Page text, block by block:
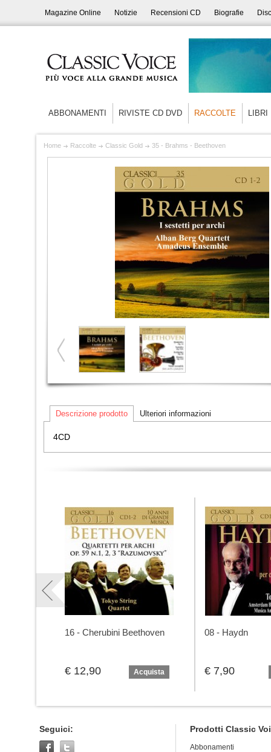
Magazine Online Notizie Recensioni CD Biografie
ABBONAMENTI RIVISTE CD DVD RACCOLTE LIBRI
Home Raccolte Classic Gold 35 - Brahms - Beethoven
Descrizione prodotto Ulteriori informazioni
4CD
16 - Cherubini Beethoven
€ 12,90 Acquista
08 - Haydn
€ 7,90
Seguici: Prodotti Classic
Abbonamenti